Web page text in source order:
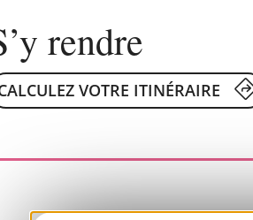
rendre
VOTRE ITINÉRAIRE